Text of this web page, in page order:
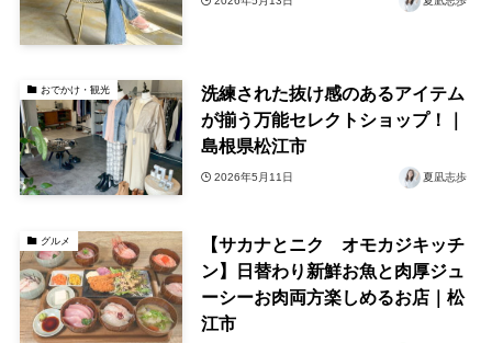
おでかけ・観光
洗練された抜け感のあるアイテム
が揃う万能セレクトショップ！｜
島根県松江市
2026年5月11日 夏凪志歩
グルメ
【サカナとニク オモカジキッチ
ン】日替わり新鮮お魚と肉厚ジュ
ーシーお肉両方楽しめるお店｜松
江市